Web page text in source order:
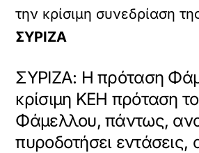
την κρίσιμη συνεδρίαση
ΣΥΡΙΖΑ
ΣΥΡΙΖΑ: Η πρόταση
κρίσιμη ΚΕΗ πρόταση
Φάμελλου, πάντως,
πυροδοτήσει